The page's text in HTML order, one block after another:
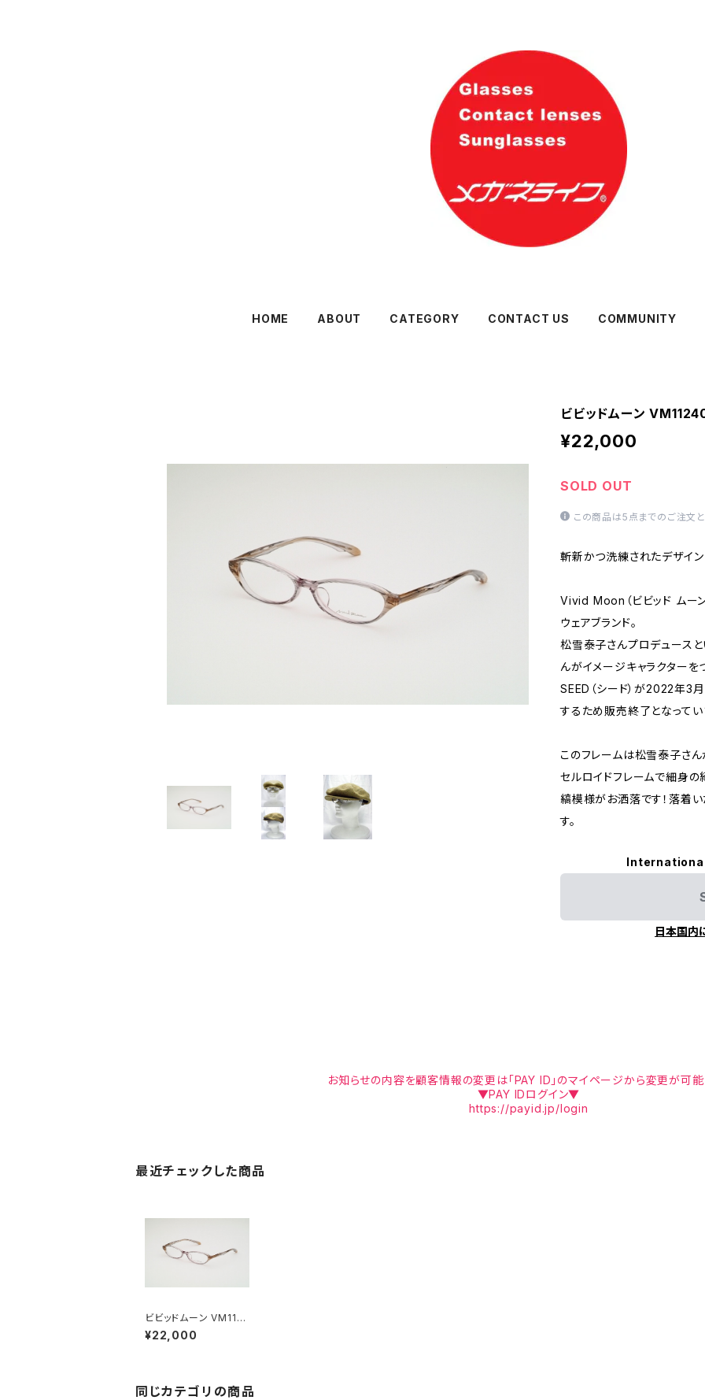
HOME ABOUT CATEGORY CONTACT US COMMUNITY
ビビッドムーン
¥22,000
SOLD OUT
この商品は5点までのご注文
斬新かつ洗練されたデザイ
Vivid Moon（ビビッド ムーン
ウェアブランド。
松雪泰子さんプロデュースと
んがイメージキャラクターを
SEED（シード）が2022年3
するため販売終了となってい
このフレームは松雪泰子さん
セルロイドフレームで細身の
縞模様がお洒落です！落着
す。
日本国内
お知らせの内容を顧客情報の変更は「PAY ID」のマイページから変更が可能
▼PAY IDログイン▼
https://payid.jp/login
最近チェックした商品
ビビッドムーン VM112
40-767
¥22,000
同じカテゴリの商品